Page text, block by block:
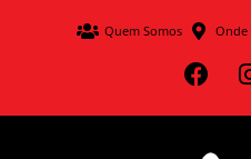
Quem Somos Onde